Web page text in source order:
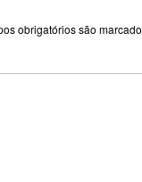
obrigatórios são